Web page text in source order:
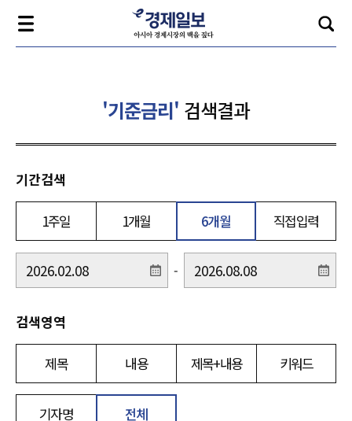
'기준금리' 검색결과
기간검색
1주일 1개월 6개월 직접입력
-
검색영역
제목 내용 제목+내용 키워드
기자명 전체